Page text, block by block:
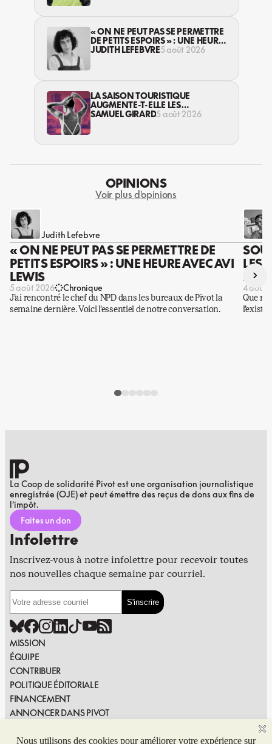
« ON NE PEUT PAS SE PERMETTRE
DE PETITS ESPOIRS » : UNE HEURE
AVEC AVI LEWIS
JUDITH LEFEBVRE5 août 2026
LA SAISON TOURISTIQUE
AUGMENTE-T-ELLE LES
VIOLENCES CONTRE LES
SAMUEL GIRARD5 août 2026
OPINIONS
Voir plus d'opinions
Judith Lefebvre
« ON NE PEUT PAS SE PERMETTRE DE
PETITS ESPOIRS » : UNE HEURE AVEC AVI
LEWIS
5 août 2026 Chronique
J’ai rencontré le chef du NPD dans les bureaux de Pivot la
semaine dernière. Voici l’essentiel de notre conversation.
LES
DES
4 août
Que
›
La Coop de solidarité Pivot est une organisation journalistique
enregistrée (OJE) et peut émettre des reçus de dons aux fins de
l’impôt.
Faites un don
Infolettre
Inscrivez-vous à notre infolettre pour recevoir toutes
nos nouvelles chaque semaine par courriel.
MISSION
ÉQUIPE
CONTRIBUER
POLITIQUE ÉDITORIALE
FINANCEMENT
ANNONCER DANS PIVOT
SIGNALER UNE ERREUR